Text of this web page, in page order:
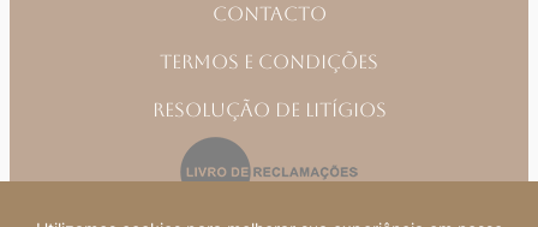
Contacto
Termos e Condições
Resolução de Litígios